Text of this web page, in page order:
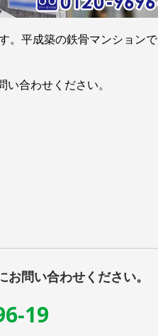
。平成築の鉄骨マンション
合わせください。
問い合わせください。
19